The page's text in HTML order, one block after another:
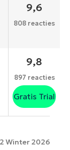
9,6
808 reacties
9,8
897 reacties
Gratis Trial
Winter 2026